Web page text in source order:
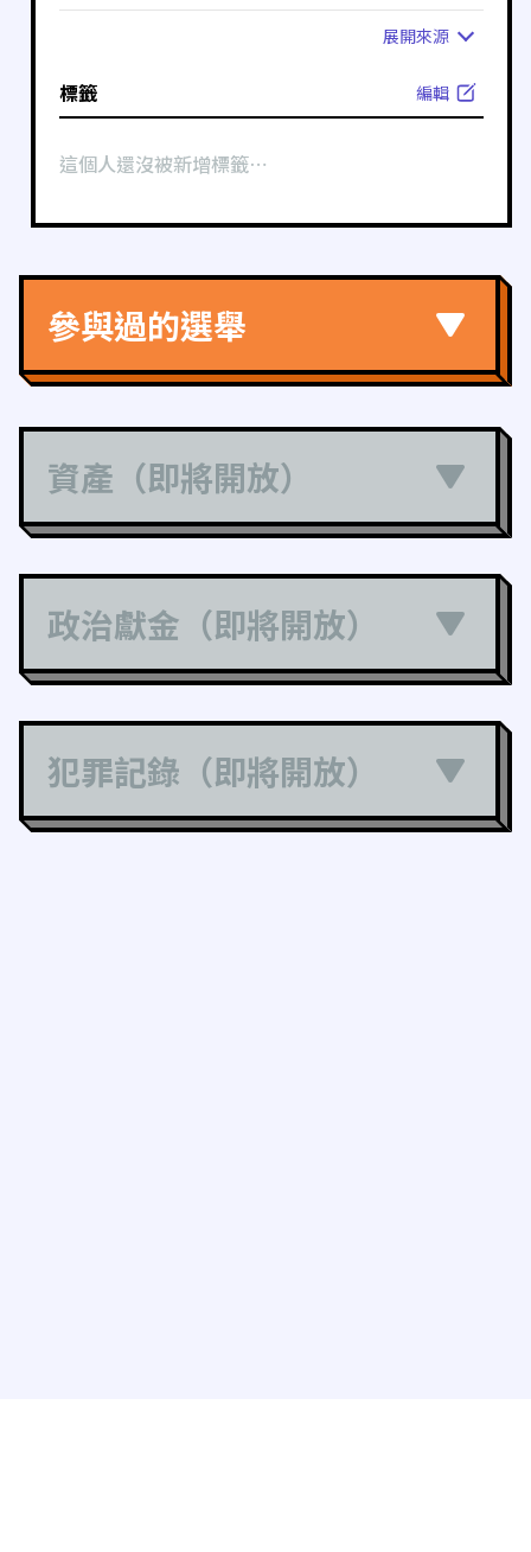
展開來源
標籤 編輯
這個人還沒被新增標籤⋯
參與過的選舉
資產（即將開放）
政治獻金（即將開放）
犯罪記錄（即將開放）